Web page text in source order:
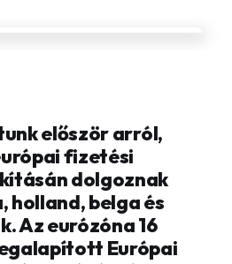
először arról,
fizetési
dolgoznak
holland, belga és
Az eurózóna 16
Európai